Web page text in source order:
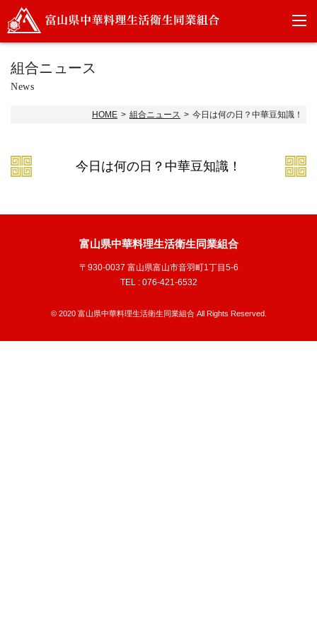
組合ニュース
News
HOME 組合ニュース 今日は何の日？中華豆知識！
今日は何の日？中華豆知識！
富山県中華料理生活衛生同業組合
〒930-0037 富山県富山市音羽町1丁目5-6
TEL : 076-421-6532
© 2020 富山県中華料理生活衛生同業組合 All Rights Reserved.